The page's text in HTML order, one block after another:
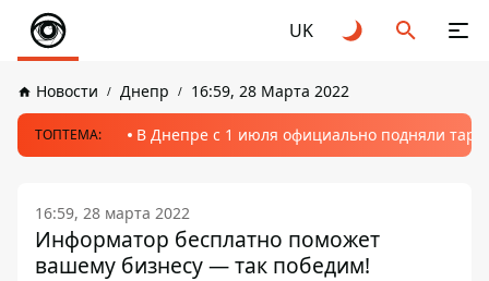
UK
Новости Днепр 16:59, 28 Марта 2022
ТОПТЕМА: В Днепре с 1 июля официально подняли
16:59, 28 марта 2022
Информатор бесплатно поможет
вашему бизнесу — так победим!